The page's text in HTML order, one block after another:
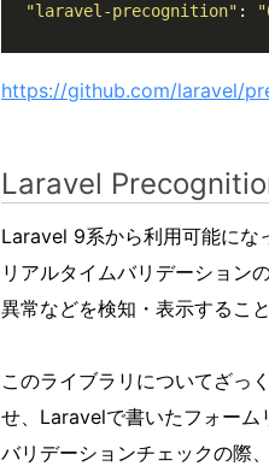
"laravel-precognition" :
https://github.com/laravel/
Laravel
Laravel 9系から利用可能にな
リアルタイムバリデーション
異常などを検知・表示するこ
このライブラリについてざっ
せ、Laravelで書いたフォーム
バリデーションチェックの際